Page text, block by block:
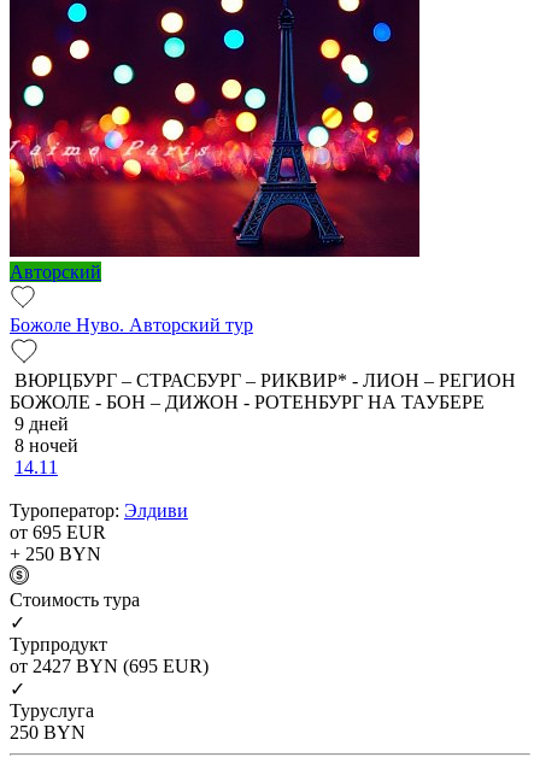
Авторский
Божоле Нуво. Авторский тур
ВЮРЦБУРГ – СТРАСБУРГ – РИКВИР* - ЛИОН – РЕГИОН
БОЖОЛЕ - БОН – ДИЖОН - РОТЕНБУРГ НА ТАУБЕРЕ
9 дней
8 ночей
14.11
Туроператор: Элдиви
от 695 EUR
+ 250 BYN
Cтоимость тура
✓
Турпродукт
от 2427 BYN (695 EUR)
✓
Туруслуга
250 BYN